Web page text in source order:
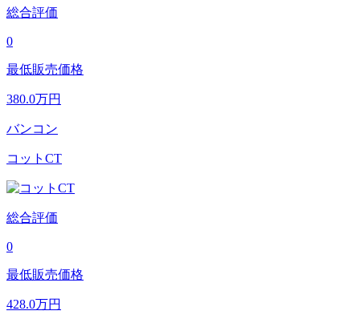
総合評価
0
最低販売価格
380.0万円
バンコン
コットCT
総合評価
0
最低販売価格
428.0万円